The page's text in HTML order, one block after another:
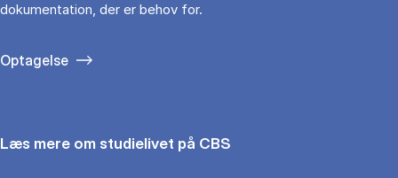
dokumentation, der er behov for.
Optagelse
Læs mere om studielivet på CBS